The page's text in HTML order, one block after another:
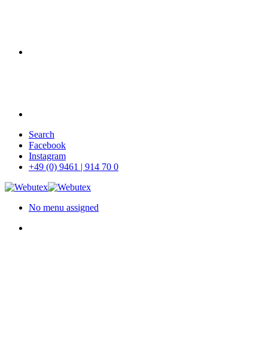
Skip
main
content
Search
Facebook
Instagram
+49 (0) 9461 | 914 70 0
No menu assigned